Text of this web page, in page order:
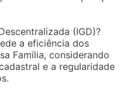
(IGD)?
a eficiência dos
Família, considerando
e a regularidade